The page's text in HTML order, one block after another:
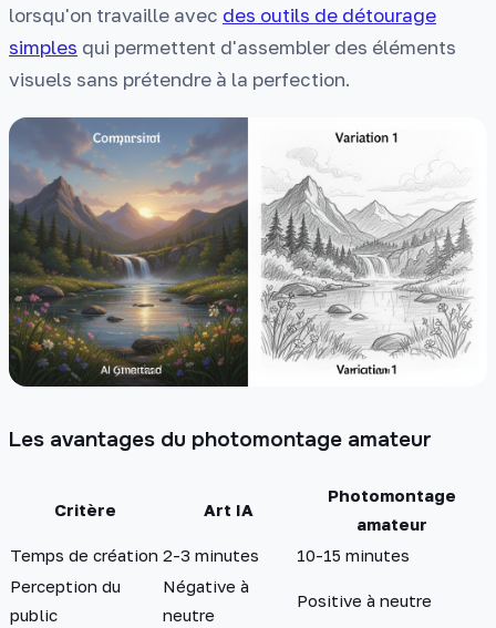
lorsqu'on travaille avec des outils de détourage
simples qui permettent d'assembler des éléments
visuels sans prétendre à la perfection.
Les avantages du photomontage amateur
Critère Art IA
Photomontage
amateur
Temps de création 2-3 minutes
10-15 minutes
Perception du
public
Négative à
neutre
Positive à neutre